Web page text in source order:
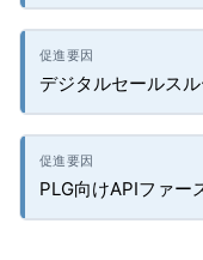
デジタルセールス
PLG向けAPIファー